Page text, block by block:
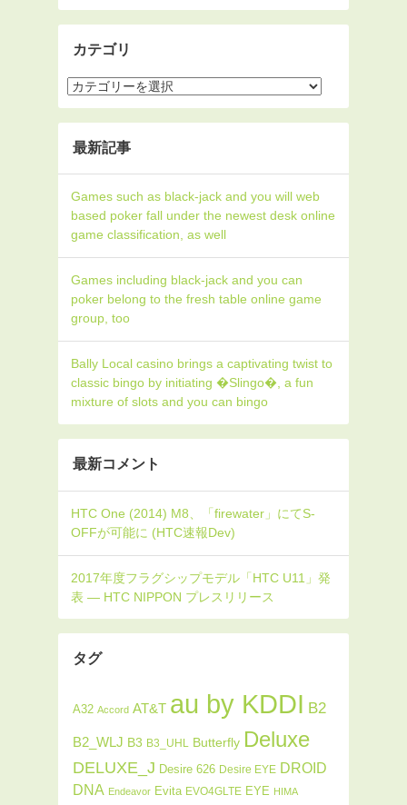
カテゴリ
最新記事
Games such as black-jack and you will web
based poker fall under the newest desk online
game classification, as well
Games including black-jack and you can
poker belong to the fresh table online game
group, too
Bally Local casino brings a captivating twist to
classic bingo by initiating �Slingo�, a fun
mixture of slots and you can bingo
最新コメント
タグ
A32 Accord AT&T au by KDDI B2
B2_WLJ B3 B3_UHL Butterfly Deluxe
DELUXE_J Desire 626 Desire EYE DROID
DNA Endeavor Evita EVO4GLTE EYE HIMA